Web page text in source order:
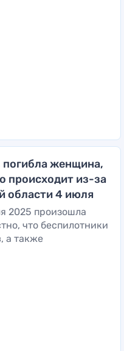
женщина,
происходит из-за
области 4 июля
2025 произошла
что беспилотники
а также